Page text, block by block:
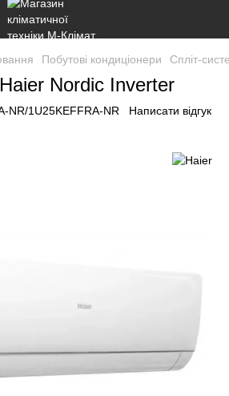
Побутові кондиціонери Спліт-
Nordic Inverter
NR/1U25KEFFRA-NR Написати відгук